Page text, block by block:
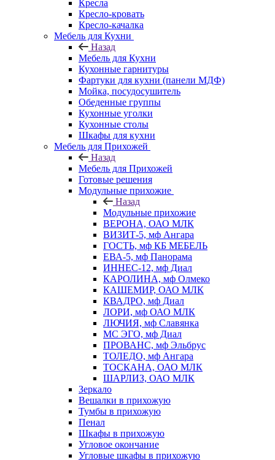
Кресла
Кресло-кровать
Кресло-качалка
Мебель для Кухни
Назад
Мебель для Кухни
Кухонные гарнитуры
Фартуки для кухни (панели МДФ)
Мойка, посудосушитель
Обеденные группы
Кухонные уголки
Кухонные столы
Шкафы для кухни
Мебель для Прихожей
Назад
Мебель для Прихожей
Готовые решения
Модульные прихожие
Назад
Модульные прихожие
ВЕРОНА, ОАО МЛК
ВИЗИТ-5, мф Ангара
ГОСТЬ, мф КБ МЕБЕЛЬ
ЕВА-5, мф Панорама
ИННЕС-12, мф Диал
КАРОЛИНА, мф Олмеко
КАШЕМИР, ОАО МЛК
КВАДРО, мф Диал
ЛОРИ, мф ОАО МЛК
ЛЮЧИЯ, мф Славянка
МС ЭГО, мф Диал
ПРОВАНС, мф Эльбрус
ТОЛЕДО, мф Ангара
ТОСКАНА, ОАО МЛК
ШАРЛИЗ, ОАО МЛК
Зеркало
Вешалки в прихожую
Тумбы в прихожую
Пенал
Шкафы в прихожую
Угловое окончание
Угловые шкафы в прихожую